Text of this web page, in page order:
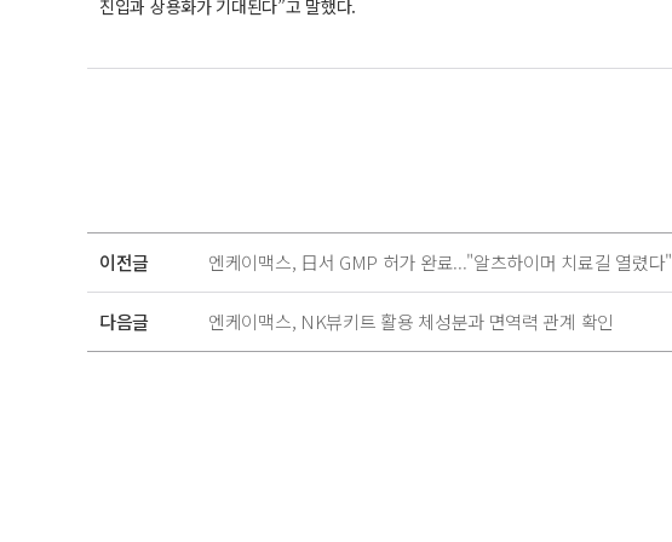
진입과 상용화가 기대된다”고 말했다.
이전글 엔케이맥스, 日서 GMP 허가 완료..."알츠하이머 치료길 열렸다"
다음글 엔케이맥스, NK뷰키트 활용 체성분과 면역력 관계 확인